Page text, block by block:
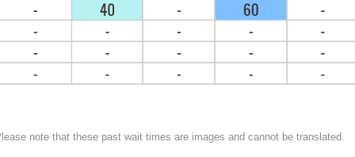
note that these past wait times are images and cannot be translated.